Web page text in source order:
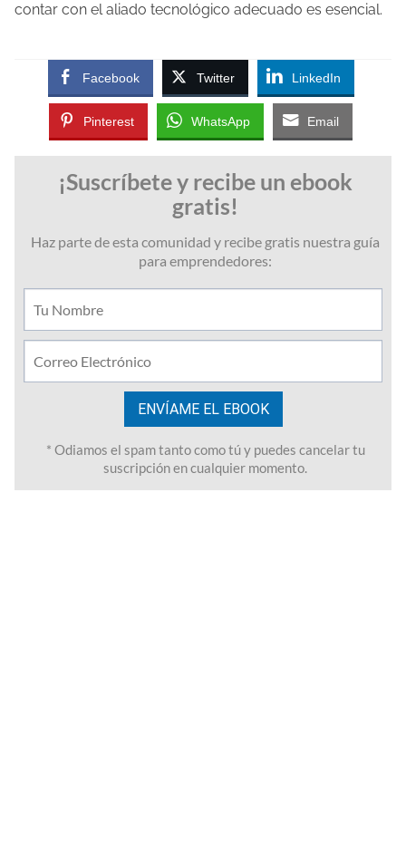
contar con el aliado tecnológico adecuado es esencial.
Facebook Twitter LinkedIn
Pinterest WhatsApp Email